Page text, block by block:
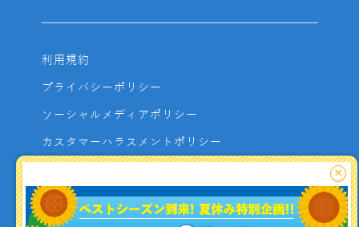
利用規約
プライバシーポリシー
ソーシャルメディアポリシー
カスタマーハラスメントポリシー
よくあるご質問
お問い合わせ
×